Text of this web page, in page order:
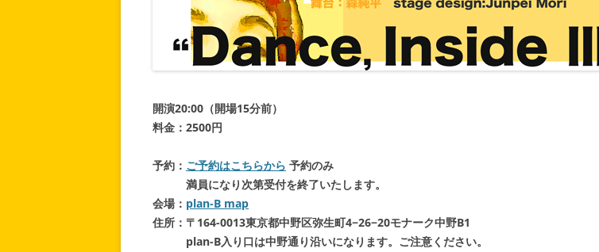
開演20:00（開場15分前）
料金：2500円
予約： ご予約はこちらから 予約のみ
満員になり次第受付を終了いたします。
会場： plan-B map
住所：〒164-0013東京都中野区弥生町4−26−20モナーク中野B1
plan-B入り口は中野通り沿いになります。ご注意ください。